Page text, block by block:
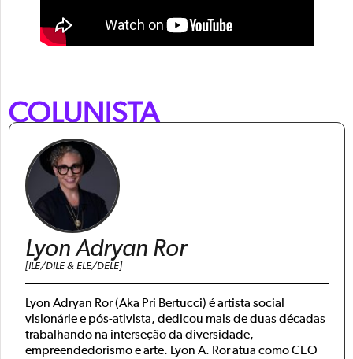
COLUNISTA
Lyon Adryan Ror
[ILE/DILE & ELE/DELE]
Lyon Adryan Ror (Aka Pri Bertucci) é artista social
visionárie e pós-ativista, dedicou mais de duas décadas
trabalhando na interseção da diversidade,
empreendedorismo e arte. Lyon A. Ror atua como CEO